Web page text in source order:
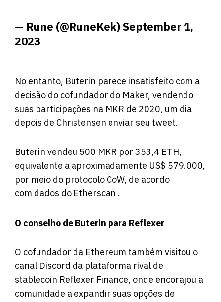
— Rune (@RuneKek)September 1,
2023
No entanto, Buterin parece insatisfeito com a
decisão do cofundador do Maker, vendendo
suas participações na MKR de 2020, um dia
depois de Christensen enviar seu tweet.
Buterin vendeu 500 MKR por 353,4 ETH,
equivalente a aproximadamente US$ 579.000,
por meio do protocolo CoW, de acordo
com dados do Etherscan .
O conselho de Buterin para Reflexer
O cofundador da Ethereum também visitou o
canal Discord da plataforma rival de
stablecoin Reflexer Finance, onde encorajou a
comunidade a expandir suas opções de